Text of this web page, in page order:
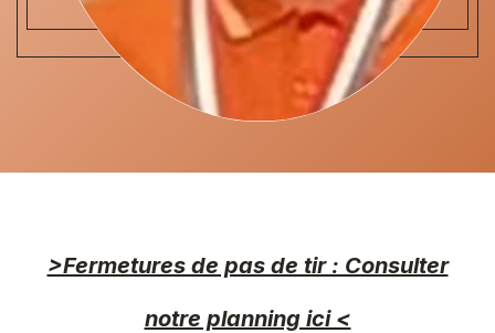
>Fermetures de pas de tir : Consulter
notre planning ici <